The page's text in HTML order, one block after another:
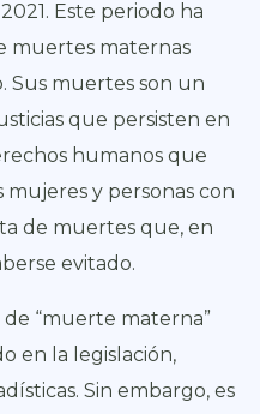
Este periodo ha
muertes maternas
Sus muertes son un
que persisten en
humanos que
y personas con
de muertes que, en
evitado.
“muerte materna”
en la legislación,
Sin embargo, es